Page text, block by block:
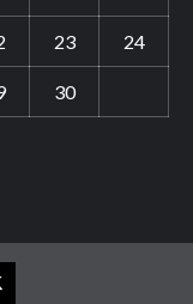
23 24
30